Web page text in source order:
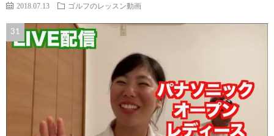
2018.07.13 ゴルフのレッスン動画